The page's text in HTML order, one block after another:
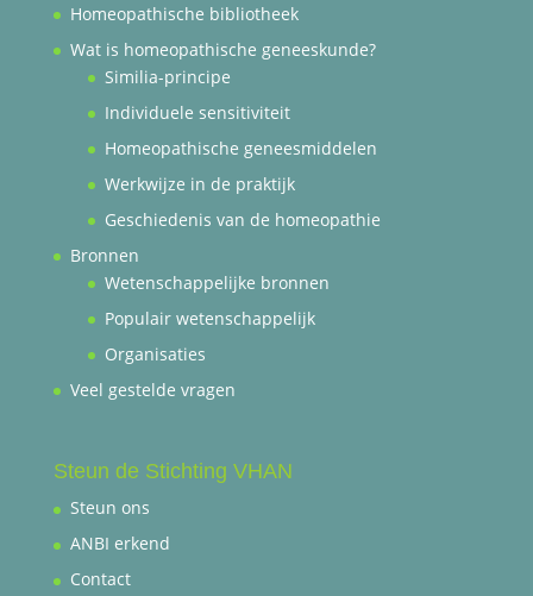
Homeopathische bibliotheek
Wat is homeopathische geneeskunde?
Similia-principe
Individuele sensitiviteit
Homeopathische geneesmiddelen
Werkwijze in de praktijk
Geschiedenis van de homeopathie
Bronnen
Wetenschappelijke bronnen
Populair wetenschappelijk
Organisaties
Veel gestelde vragen
Steun de Stichting VHAN
Steun ons
ANBI erkend
Contact